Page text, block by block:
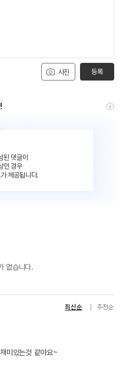
사진 등록
된 댓글이
인 경우
제공됩니다.
없습니다.
최신순 추천순
미있는것 같아요~